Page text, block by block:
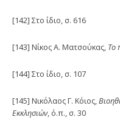
[142] Στο ίδιο, σ. 616
[143] Νίκος Α. Ματσούκας, Το
[144] Στο ίδιο, σ. 107
[145] Νικόλαος Γ. Κόιος,
Εκκλησιών, ό.π., σ. 30